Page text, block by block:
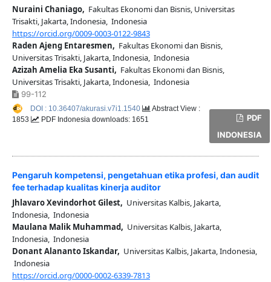
Nuraini Chaniago, Fakultas Ekonomi dan Bisnis, Universitas
Trisakti, Jakarta, Indonesia, Indonesia
https://orcid.org/0009-0003-0122-9843
Raden Ajeng Entaresmen, Fakultas Ekonomi dan Bisnis,
Universitas Trisakti, Jakarta, Indonesia, Indonesia
Azizah Amelia Eka Susanti, Fakultas Ekonomi dan Bisnis,
Universitas Trisakti, Jakarta, Indonesia, Indonesia
99-112
PDF
INDONESIA
DOI : 10.36407/akurasi.v7i1.1540
Abstract View :
1853
PDF Indonesia downloads: 1651
Pengaruh kompetensi, pengetahuan etika profesi, dan audit
fee terhadap kualitas kinerja auditor
Jhlavaro Xevindorhot Gilest, Universitas Kalbis, Jakarta,
Indonesia, Indonesia
Maulana Malik Muhammad, Universitas Kalbis, Jakarta,
Indonesia, Indonesia
Donant Alananto Iskandar, Universitas Kalbis, Jakarta, Indonesia,
Indonesia
https://orcid.org/0000-0002-6339-7813